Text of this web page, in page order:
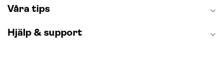
London Dungeon
Våra tips
Hjälp & support